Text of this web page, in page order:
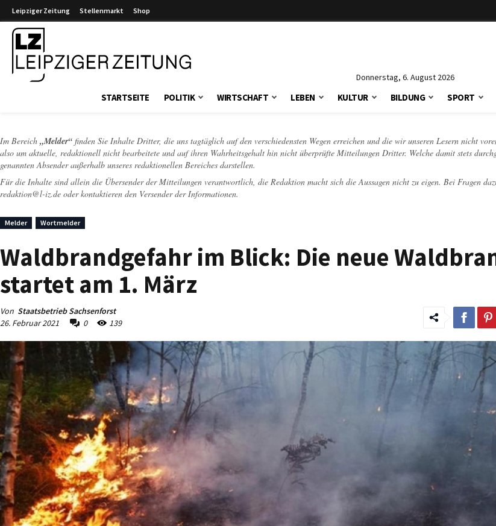
Leipziger Zeitung Stellenmarkt Shop
Donnerstag, 6. August 2026
STARTSEITE POLITIK WIRTSCHAFT LEBEN KULTUR BILDUNG SPORT
Im Bereich „Melder“ finden Sie Inhalte Dritter, die uns tagtäglich auf den verschiedensten Wegen erreichen und die wir unseren Lesern nicht
also um aktuelle, redaktionell nicht bearbeitete und auf ihren Wahrheitsgehalt hin nicht überprüfte Mitteilungen Dritter. Welche damit stets
genannten Absender außerhalb unseres redaktionellen Bereiches darstellen.
Für die Inhalte sind allein die Übersender der Mitteilungen verantwortlich, die Redaktion macht sich die Aussagen nicht zu eigen. Bei Fragen
redaktion@l-iz.de oder kontaktieren den Versender der Informationen.
Melder Wortmelder
Waldbrandgefahr im Blick: Die neue
startet am 1. März
Von Staatsbetrieb Sachsenforst
26. Februar 2021
0 139